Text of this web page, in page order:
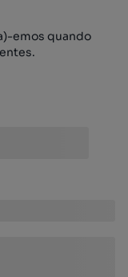
emos quando